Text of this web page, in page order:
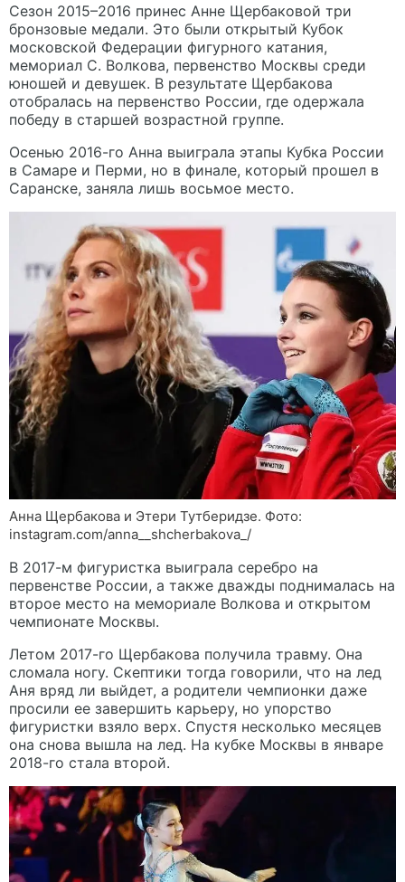
Сезон 2015–2016 принес Анне Щербаковой три
бронзовые медали. Это были открытый Кубок
московской Федерации фигурного катания,
мемориал С. Волкова, первенство Москвы среди
юношей и девушек. В результате Щербакова
отобралась на первенство России, где одержала
победу в старшей возрастной группе.
Осенью 2016-го Анна выиграла этапы Кубка России
в Самаре и Перми, но в финале, который прошел в
Саранске, заняла лишь восьмое место.
Анна Щербакова и Этери Тутберидзе. Фото:
instagram.com/anna__shcherbakova_/
В 2017-м фигуристка выиграла серебро на
первенстве России, а также дважды поднималась на
второе место на мемориале Волкова и открытом
чемпионате Москвы.
Летом 2017-го Щербакова получила травму. Она
сломала ногу. Скептики тогда говорили, что на лед
Аня вряд ли выйдет, а родители чемпионки даже
просили ее завершить карьеру, но упорство
фигуристки взяло верх. Спустя несколько месяцев
она снова вышла на лед. На кубке Москвы в январе
2018-го стала второй.